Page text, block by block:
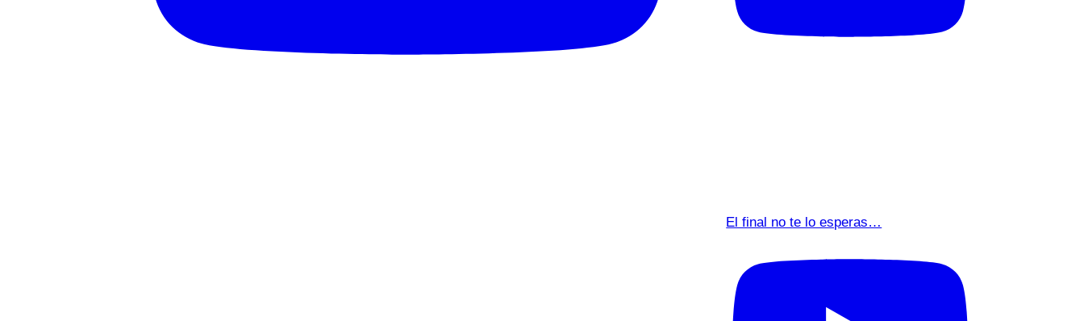
El final no te lo esperas…